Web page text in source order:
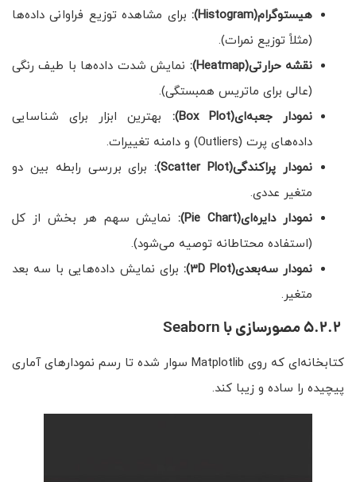
هیستوگرام(Histogram)
: برای مشاهده توزیع فراوانی داده‌ها
(مثلاً توزیع نمرات).
نقشه حرارتی(Heatmap)
: نمایش شدت داده‌ها با طیف رنگی
(عالی برای ماتریس همبستگی).
نمودار جعبه‌ای(Box Plot)
: بهترین ابزار برای شناسایی
داده‌های پرت (Outliers) و دامنه تغییرات.
نمودار پراکندگی(Scatter Plot)
: برای بررسی رابطه بین دو
متغیر عددی.
نمودار دایره‌ای(Pie Chart)
: نمایش سهم هر بخش از کل
(استفاده محتاطانه توصیه می‌شود).
نمودار سه‌بعدی(3D Plot)
: برای نمایش داده‌هایی با سه بعد
متغیر.
کتابخانه‌ای که روی Matplotlib سوار شده تا رسم نمودارهای آماری
پیچیده را ساده و زیبا کند.